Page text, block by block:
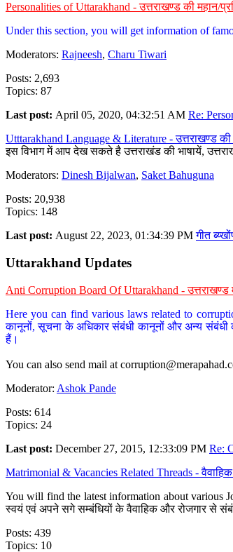
Personalities of Uttarakhand - उत्तराखण्ड की महान/
Under this section, you will get information of
Moderators: Rajneesh, Charu Tiwari
Posts: 2,693
Topics: 87
Last post: April 05, 2020, 04:32:51 AM Re:
Utttarakhand Language & Literature - उत्तराखण्ड की
इस विभाग में आप देख सकते है उत्तराखंड की भाषायें,
Moderators: Dinesh Bijalwan, Saket Bahuguna
Posts: 20,938
Topics: 148
Last post: August 22, 2023, 01:34:39 PMगीत
Uttarakhand Updates
Anti Corruption Board Of Uttarakhand -
Here you can find various laws related to
कानूनों, सूचना के अधिकार संबंधी कानूनों और अन्य संबंधी
हैं।
You can also send mail at
Moderator: Ashok Pande
Posts: 614
Topics: 24
Last post: December 27, 2015, 12:33:09 PM Re:
Matrimonial & Vacancies Related Threads - वैवाहिक
You will find the latest information about various
स्वयं एवं अपने सगे सम्बंधियों के वैवाहिक और रोजगार से
Posts: 439
Topics: 10